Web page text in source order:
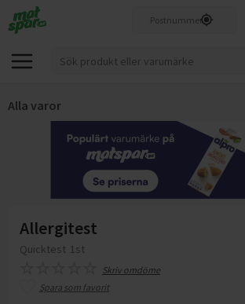
Alla varor
Allergitest
Quicktest 1st
Skriv omdöme
Spara som favorit